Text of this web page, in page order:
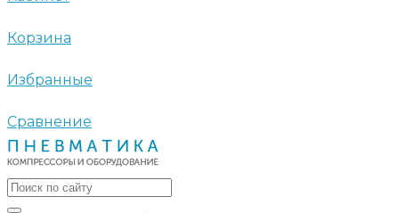
Корзина
Избранные
Сравнение